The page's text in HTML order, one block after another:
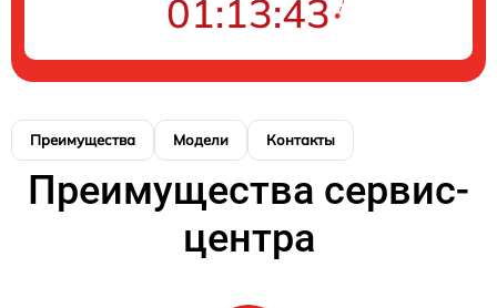
01:13:43
Преимущества Модели Контакты
Преимущества сервис-
центра